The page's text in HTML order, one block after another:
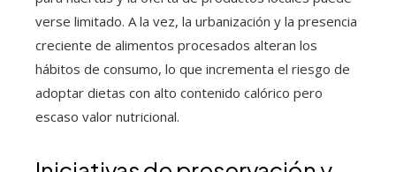
verse limitado. A la vez, la urbanización y la presencia
creciente de alimentos procesados alteran los
hábitos de consumo, lo que incrementa el riesgo de
adoptar dietas con alto contenido calórico pero
escaso valor nutricional.